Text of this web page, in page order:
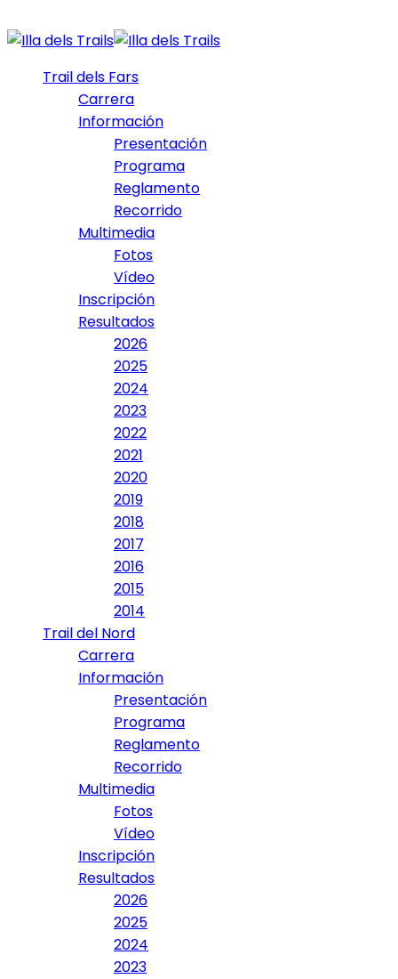
Trail dels Fars
Carrera
Información
Presentación
Programa
Reglamento
Recorrido
Multimedia
Fotos
Vídeo
Inscripción
Resultados
2026
2025
2024
2023
2022
2021
2020
2019
2018
2017
2016
2015
2014
Trail del Nord
Carrera
Información
Presentación
Programa
Reglamento
Recorrido
Multimedia
Fotos
Vídeo
Inscripción
Resultados
2026
2025
2024
2023